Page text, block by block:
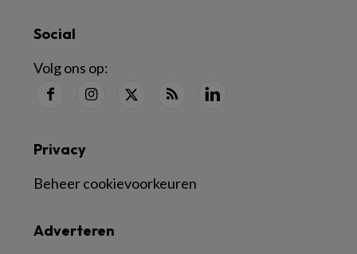
Social
Volg ons op:
Adverteren
Privacy
Beheer cookievoorkeuren